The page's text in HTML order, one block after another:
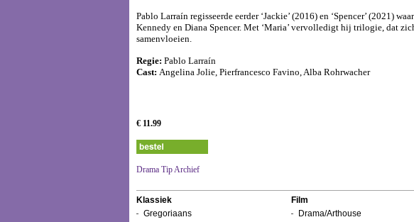
Pablo Larraín regisseerde eerder ‘Jackie’ (2016) en ‘Spencer’ (2021)
Kennedy en Diana Spencer. Met ‘Maria’ vervolledigt hij trilogie, dat
samenvloeien.
Regie: Pablo Larraín
Cast: Angelina Jolie, Pierfrancesco Favino, Alba Rohrwacher
€ 11.99
Drama Tip Archief
Klassiek
Gregoriaans
Film
Drama/Arthouse